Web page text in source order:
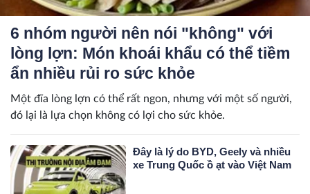
6 nhóm người nên nói "không" với
lòng lợn: Món khoái khẩu có thể tiềm
ẩn nhiều rủi ro sức khỏe
Một đĩa lòng lợn có thể rất ngon, nhưng với một số người,
đó lại là lựa chọn không có lợi cho sức khỏe.
Đây là lý do BYD, Geely và nhiều
xe Trung Quốc ồ ạt vào Việt Nam